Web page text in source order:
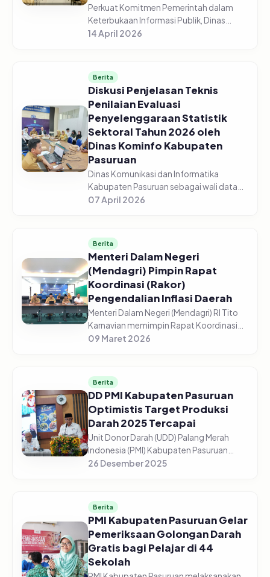
Perkuat Komitmen Pemerintah dalam
Keterbukaan Informasi Publik, Dinas
Komunikasi dan Informatika Kabupaten
14 April 2026
Berita
Diskusi Penjelasan Teknis
Penilaian Evaluasi
Penyelenggaraan Statistik
Sektoral Tahun 2026 oleh
Dinas Kominfo Kabupaten
Pasuruan
Dinas Komunikasi dan Informatika
Kabupaten Pasuruan sebagai wali data
mengadakan Diskusi Bersama Tentang
07 April 2026
Berita
Menteri Dalam Negeri
(Mendagri) Pimpin Rapat
Koordinasi (Rakor)
Pengendalian Inflasi Daerah
Menteri Dalam Negeri (Mendagri) RI Tito
Karnavian memimpin Rapat Koordinasi
(Rakor) Pengendalian Inflasi Daerah dari
09 Maret 2026
Berita
DD PMI Kabupaten Pasuruan
Optimistis Target Produksi
Darah 2025 Tercapai
Unit Donor Darah (UDD) Palang Merah
Indonesia (PMI) Kabupaten Pasuruan
optimistis target produksi darah tahun
dar...
26 Desember 2025
Berita
PMI Kabupaten Pasuruan Gelar
Pemeriksaan Golongan Darah
Gratis bagi Pelajar di 44
Sekolah